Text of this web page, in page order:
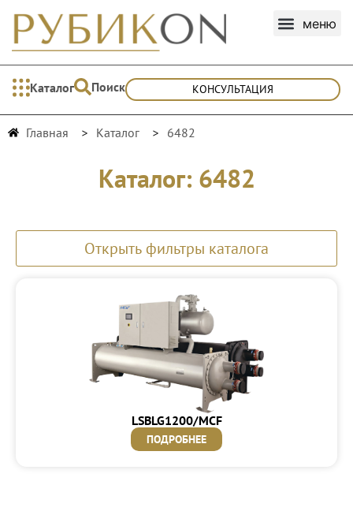
Каталог Поиск КОНСУЛЬТАЦИЯ
Главная Каталог 6482
Каталог: 6482
Открыть фильтры каталога
LSBLG1200/MCF
ПОДРОБНЕЕ